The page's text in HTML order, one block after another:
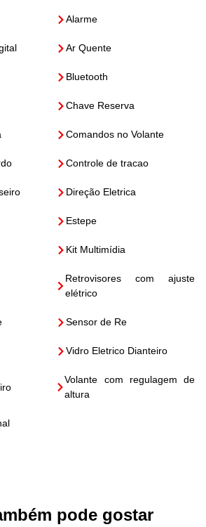
Alarme
Ar Quente
Bluetooth
Chave Reserva
Comandos no Volante
Controle de tracao
Direção Eletrica
Estepe
Kit Multimídia
Retrovisores com ajuste
elétrico
Sensor de Re
Vidro Eletrico Dianteiro
Volante com regulagem de
altura
pode gostar